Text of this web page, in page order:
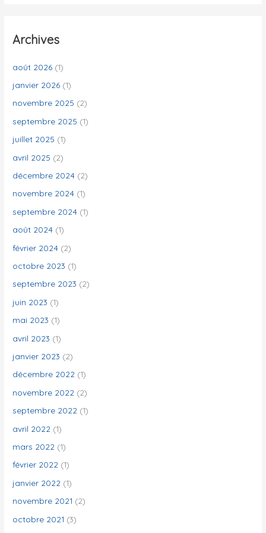
e
c
h
:
Archives
août 2026 (1)
janvier 2026 (1)
novembre 2025 (2)
septembre 2025 (1)
juillet 2025 (1)
avril 2025 (2)
décembre 2024 (2)
novembre 2024 (1)
septembre 2024 (1)
août 2024 (1)
février 2024 (2)
octobre 2023 (1)
septembre 2023 (2)
juin 2023 (1)
mai 2023 (1)
avril 2023 (1)
janvier 2023 (2)
décembre 2022 (1)
novembre 2022 (2)
septembre 2022 (1)
avril 2022 (1)
mars 2022 (1)
février 2022 (1)
janvier 2022 (1)
novembre 2021 (2)
octobre 2021 (3)